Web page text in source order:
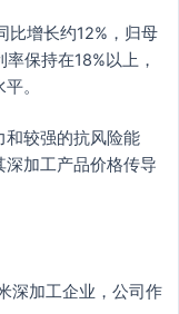
比增长约12%，归母
保持在18%以上，
。
和较强的抗风险能
加工产品价格传导
深加工企业，公司作